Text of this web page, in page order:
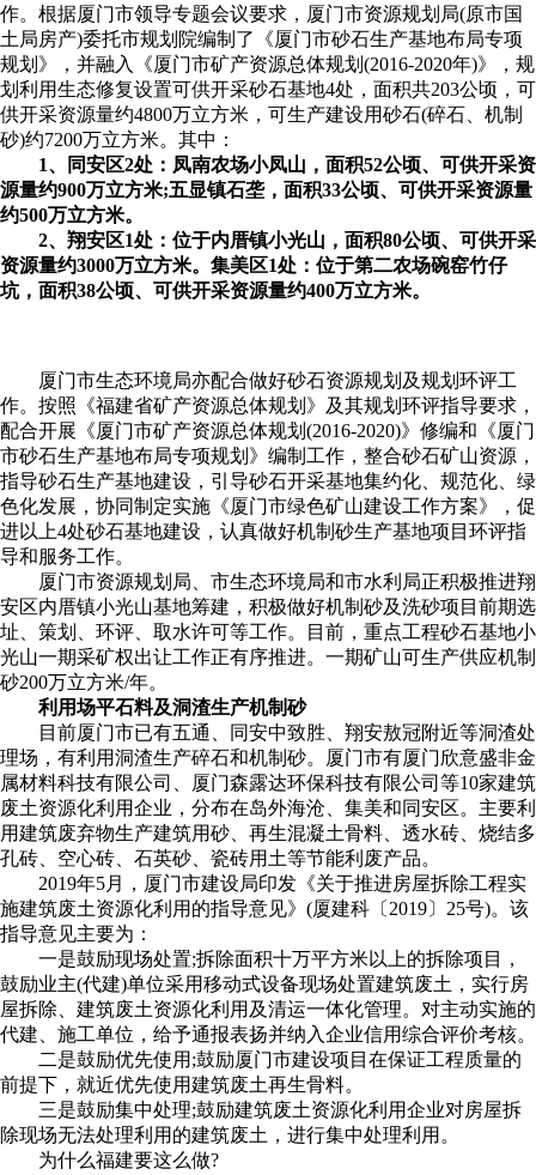
作。根据厦门市领导专题会议要求，厦门市资源规划局(原市国
土局房产)委托市规划院编制了《厦门市砂石生产基地布局专项
规划》，并融入《厦门市矿产资源总体规划(2016-2020年)》，规
划利用生态修复设置可供开采砂石基地4处，面积共203公顷，可
供开采资源量约4800万立方米，可生产建设用砂石(碎石、机制
砂)约7200万立方米。其中：
1、同安区2处：凤南农场小凤山，面积52公顷、可供开采资
源量约900万立方米;五显镇石垄，面积33公顷、可供开采资源量
约500万立方米。
2、翔安区1处：位于内厝镇小光山，面积80公顷、可供开采
资源量约3000万立方米。集美区1处：位于第二农场碗窑竹仔
坑，面积38公顷、可供开采资源量约400万立方米。
厦门市生态环境局亦配合做好砂石资源规划及规划环评工
作。按照《福建省矿产资源总体规划》及其规划环评指导要求，
配合开展《厦门市矿产资源总体规划(2016-2020)》修编和《厦门
市砂石生产基地布局专项规划》编制工作，整合砂石矿山资源，
指导砂石生产基地建设，引导砂石开采基地集约化、规范化、绿
色化发展，协同制定实施《厦门市绿色矿山建设工作方案》，促
进以上4处砂石基地建设，认真做好机制砂生产基地项目环评指
导和服务工作。
厦门市资源规划局、市生态环境局和市水利局正积极推进翔
安区内厝镇小光山基地筹建，积极做好机制砂及洗砂项目前期选
址、策划、环评、取水许可等工作。目前，重点工程砂石基地小
光山一期采矿权出让工作正有序推进。一期矿山可生产供应机制
砂200万立方米/年。
利用场平石料及洞渣生产机制砂
目前厦门市已有五通、同安中致胜、翔安敖冠附近等洞渣处
理场，有利用洞渣生产碎石和机制砂。厦门市有厦门欣意盛非金
属材料科技有限公司、厦门森露达环保科技有限公司等10家建筑
废土资源化利用企业，分布在岛外海沧、集美和同安区。主要利
用建筑废弃物生产建筑用砂、再生混凝土骨料、透水砖、烧结多
孔砖、空心砖、石英砂、瓷砖用土等节能利废产品。
2019年5月，厦门市建设局印发《关于推进房屋拆除工程实
施建筑废土资源化利用的指导意见》(厦建科〔2019〕25号)。该
指导意见主要为：
一是鼓励现场处置;拆除面积十万平方米以上的拆除项目，
鼓励业主(代建)单位采用移动式设备现场处置建筑废土，实行房
屋拆除、建筑废土资源化利用及清运一体化管理。对主动实施的
代建、施工单位，给予通报表扬并纳入企业信用综合评价考核。
二是鼓励优先使用;鼓励厦门市建设项目在保证工程质量的
前提下，就近优先使用建筑废土再生骨料。
三是鼓励集中处理;鼓励建筑废土资源化利用企业对房屋拆
除现场无法处理利用的建筑废土，进行集中处理利用。
为什么福建要这么做?